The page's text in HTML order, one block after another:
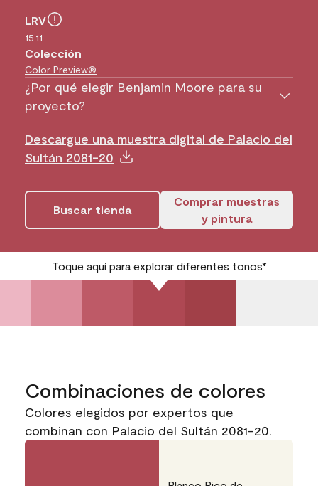
LRV
15.11
Colección
Color Preview®
¿Por qué elegir Benjamin Moore para su
proyecto?
Descargue una muestra digital de Palacio del
Sultán 2081-20
Buscar tienda
Comprar muestras
y pintura
Toque aquí para explorar diferentes tonos*
Combinaciones de colores
Colores elegidos por expertos que
combinan con Palacio del Sultán 2081-20.